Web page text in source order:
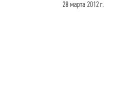
28 марта 2012 г.